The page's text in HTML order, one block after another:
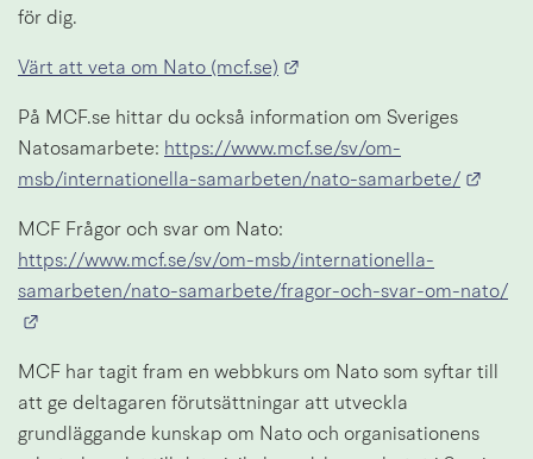
för dig.
Värt att veta om Nato (mcf.se)
På MCF.se hittar du också information om Sveriges
Natosamarbete: https://www.mcf.se/sv/om-
msb/internationella-samarbeten/nato-samarbete/
https://www.mcf.se/sv/om-msb/internationella-
samarbeten/nato-samarbete/fragor-och-svar-om-nato/
MCF har tagit fram en webbkurs om Nato som syftar till
att ge deltagaren förutsättningar att utveckla
grundläggande kunskap om Nato och organisationens